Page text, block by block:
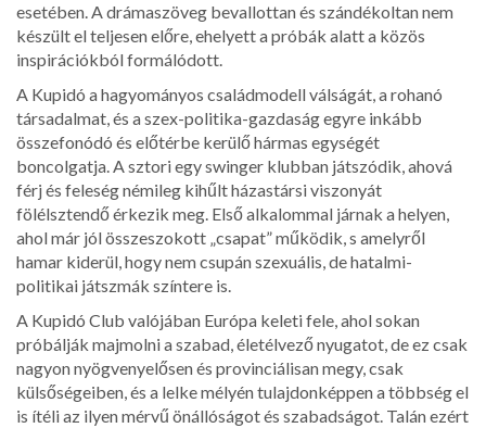
esetében. A drámaszöveg bevallottan és szándékoltan nem
készült el teljesen előre, ehelyett a próbák alatt a közös
inspirációkból formálódott.
A Kupidó a hagyományos családmodell válságát, a rohanó
társadalmat, és a szex-politika-gazdaság egyre inkább
összefonódó és előtérbe kerülő hármas egységét
boncolgatja. A sztori egy swinger klubban játszódik, ahová
férj és feleség némileg kihűlt házastársi viszonyát
fölélsztendő érkezik meg. Első alkalommal járnak a helyen,
ahol már jól összeszokott „csapat” működik, s amelyről
hamar kiderül, hogy nem csupán szexuális, de hatalmi-
politikai játszmák színtere is.
A Kupidó Club valójában Európa keleti fele, ahol sokan
próbálják majmolni a szabad, életélvező nyugatot, de ez csak
nagyon nyögvenyelősen és provinciálisan megy, csak
külsőségeiben, és a lelke mélyén tulajdonképpen a többség el
is ítéli az ilyen mérvű önállóságot és szabadságot. Talán ezért